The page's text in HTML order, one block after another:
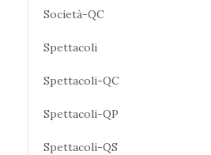
Società-QC
Spettacoli
Spettacoli-QC
Spettacoli-QP
Spettacoli-QS